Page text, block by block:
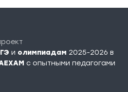
и олимпиадам 2025-2026 в
c опытными педагогами